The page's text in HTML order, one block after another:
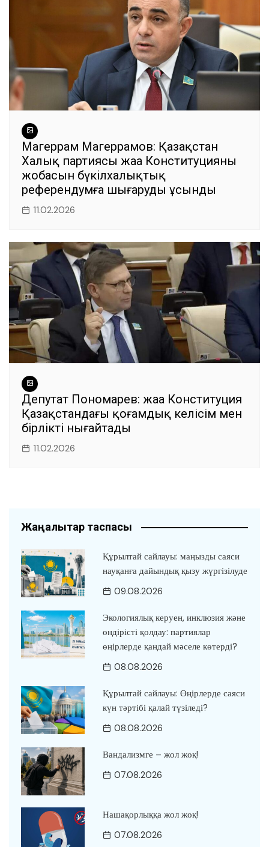
Магеррам Магеррамов: Қазақстан
Халық партиясы жаңа Конституцияның
жобасын бүкілхалықтық
референдумға шығаруды ұсынды
11.02.2026
Депутат Пономарев: жаңа Конституция
Қазақстандағы қоғамдық келісім мен
бірлікті нығайтады
11.02.2026
Жаңалықтар таспасы
Құрылтай сайлауы: маңызды саяси
науқанға дайындық қызу жүргізілуде
09.08.2026
Экологиялық керуен, инклюзия және
өндірісті қолдау: партиялар
өңірлерде қандай мәселе көтерді?
08.08.2026
Құрылтай сайлауы: Өңірлерде саяси
күн тәртібі қалай түзіледі?
08.08.2026
Вандализмге – жол жоқ!
07.08.2026
Нашақорлыққа жол жоқ!
07.08.2026